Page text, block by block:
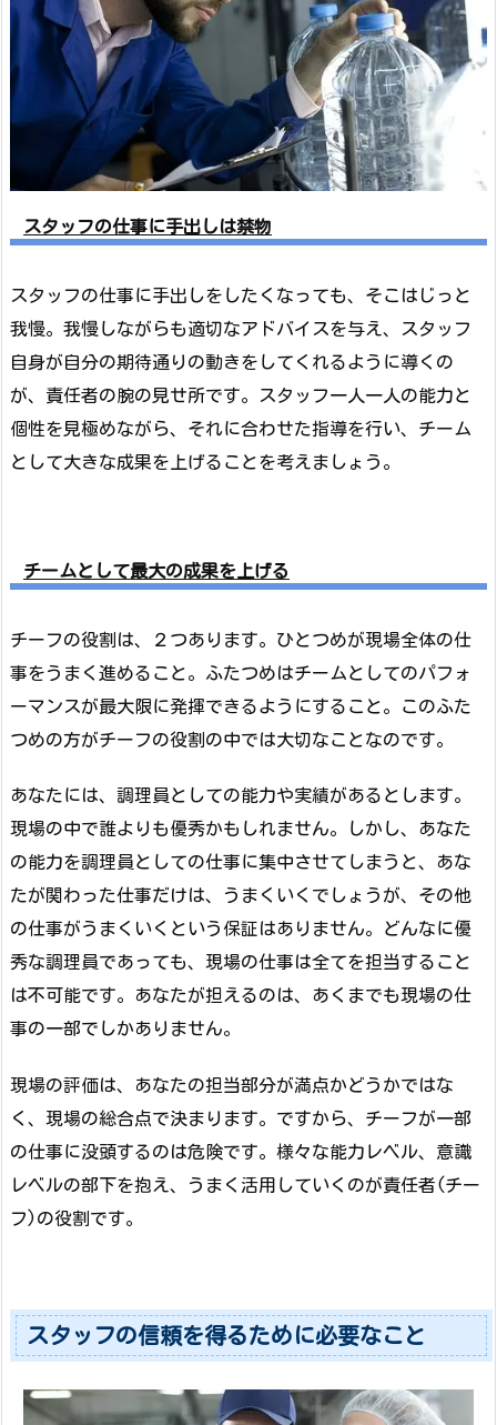
スタッフの仕事に手出しは禁物
スタッフの仕事に手出しをしたくなっても、そこはじっと
我慢。我慢しながらも適切なアドバイスを与え、スタッフ
自身が自分の期待通りの動きをしてくれるように導くの
が、責任者の腕の見せ所です。スタッフ一人一人の能力と
個性を見極めながら、それに合わせた指導を行い、チーム
として大きな成果を上げることを考えましょう。
チームとして最大の成果を上げる
チーフの役割は、２つあります。ひとつめが現場全体の仕
事をうまく進めること。ふたつめはチームとしてのパフォ
ーマンスが最大限に発揮できるようにすること。このふた
つめの方がチーフの役割の中では大切なことなのです。
あなたには、調理員としての能力や実績があるとします。
現場の中で誰よりも優秀かもしれません。しかし、あなた
の能力を調理員としての仕事に集中させてしまうと、あな
たが関わった仕事だけは、うまくいくでしょうが、その他
の仕事がうまくいくという保証はありません。どんなに優
秀な調理員であっても、現場の仕事は全てを担当すること
は不可能です。あなたが担えるのは、あくまでも現場の仕
事の一部でしかありません。
現場の評価は、あなたの担当部分が満点かどうかではな
く、現場の総合点で決まります。ですから、チーフが一部
の仕事に没頭するのは危険です。様々な能力レベル、意識
レベルの部下を抱え、うまく活用していくのが責任者(チー
フ)の役割です。
スタッフの信頼を得るために必要なこと